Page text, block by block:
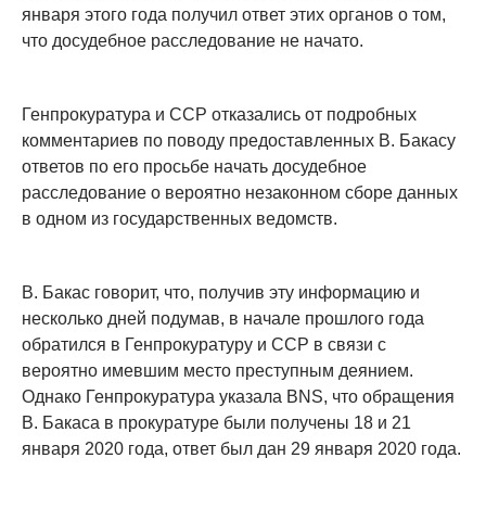
января этого года получил ответ этих органов о том,
что досудебное расследование не начато.
Генпрокуратура и ССР отказались от подробных
комментариев по поводу предоставленных В. Бакасу
ответов по его просьбе начать досудебное
расследование о вероятно незаконном сборе данных
в одном из государственных ведомств.
В. Бакас говорит, что, получив эту информацию и
несколько дней подумав, в начале прошлого года
обратился в Генпрокуратуру и ССР в связи с
вероятно имевшим место преступным деянием.
Однако Генпрокуратура указала BNS, что обращения
В. Бакаса в прокуратуре были получены 18 и 21
января 2020 года, ответ был дан 29 января 2020 года.